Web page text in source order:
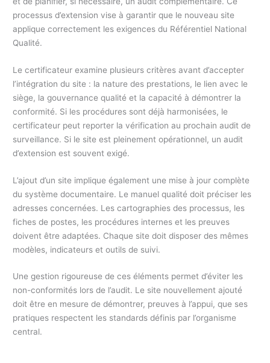
processus d’extension vise à garantir que le nouveau site
applique correctement les exigences du Référentiel National
Qualité.
Le certificateur examine plusieurs critères avant d’accepter
l’intégration du site : la nature des prestations, le lien avec le
siège, la gouvernance qualité et la capacité à démontrer la
conformité. Si les procédures sont déjà harmonisées, le
certificateur peut reporter la vérification au prochain audit de
surveillance. Si le site est pleinement opérationnel, un audit
d’extension est souvent exigé.
L’ajout d’un site implique également une mise à jour complète
du système documentaire. Le manuel qualité doit préciser les
adresses concernées. Les cartographies des processus, les
fiches de postes, les procédures internes et les preuves
doivent être adaptées. Chaque site doit disposer des mêmes
modèles, indicateurs et outils de suivi.
Une gestion rigoureuse de ces éléments permet d’éviter les
non-conformités lors de l’audit. Le site nouvellement ajouté
doit être en mesure de démontrer, preuves à l’appui, que ses
pratiques respectent les standards définis par l’organisme
central.